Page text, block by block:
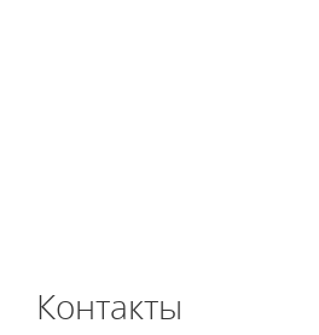
Контакты